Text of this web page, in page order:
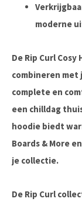
moderne
De Rip Curl
combineren met
complete en
een chilldag
hoodie biedt
Boards & More
je collectie.
De Rip Curl